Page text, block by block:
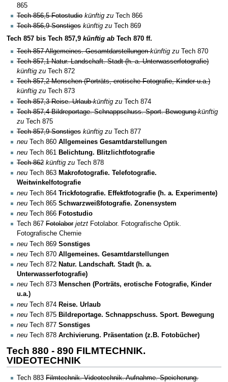
865
Tech 856,5 Fotostudio künftig zu Tech 866
Tech 856,9 Sonstiges künftig zu Tech 869
Tech 857 bis Tech 857,9 künftig ab Tech 870 ff.
Tech 857 Allgemeines. Gesamtdarstellungenkünftig zu Tech 870
Tech 857,1 Natur. Landschaft. Stadt (h. a. Unterwasserfotografie)
künftig zu Tech 872
Tech 857,2 Menschen (Porträts, erotische Fotografie, Kinder u.a.)
künftig zu Tech 873
Tech 857,3 Reise. Urlaubkünftig zu Tech 874
Tech 857,4 Bildreportage. Schnappschuss. Sport. Bewegungkünftig
zu Tech 875
Tech 857,9 Sonstiges künftig zu Tech 877
neu Tech 860 Allgemeines Gesamtdarstellungen
neu Tech 861
Belichtung. Blitzlichtfotografie
Tech 862 künftig zu Tech 878
neu Tech 863 Makrofotografie. Telefotografie.
Weitwinkelfotografie
neu Tech 864 Trickfotografie. Effektfotografie (h. a. Experimente)
neu Tech 865 Schwarzweißfotografie. Zonensystem
neu Tech 866 Fotostudio
Tech 867 Fotolabor jetzt Fotolabor. Fotografische Optik.
Fotografische Chemie
neu Tech 869 Sonstiges
neu Tech 870 Allgemeines. Gesamtdarstellungen
neu Tech 872 Natur. Landschaft. Stadt (h. a.
Unterwasserfotografie)
neu Tech 873 Menschen (Porträts, erotische Fotografie, Kinder
u.a.)
neu Tech 874 Reise. Urlaub
neu Tech 875 Bildreportage. Schnappschuss. Sport. Bewegung
neu Tech 877 Sonstiges
neu Tech 878 Archivierung. Präsentation (z.B. Fotobücher)
Tech 880 - 890 FILMTECHNIK.
VIDEOTECHNIK
Tech 883 Filmtechnik. Videotechnik. Aufnahme. Speicherung.